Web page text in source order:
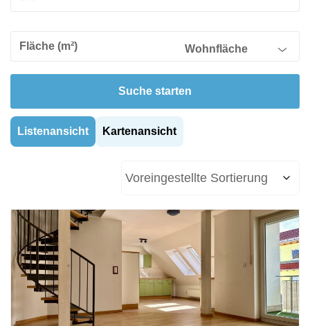
Wohnfläche
Suche starten
Listenansicht Kartenansicht